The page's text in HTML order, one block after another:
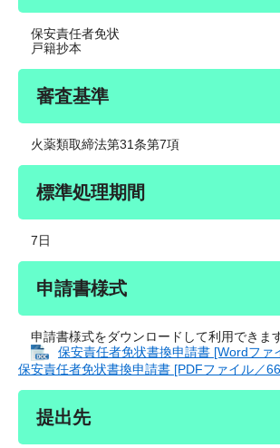
保安責任者免状
戸籍抄本
審査基準
火薬類取締法第31条第7項
標準処理期間
7日
申請書様式
申請書様式をダウンロードして利用できます
保安責任者免状書換申請書 [Wordファ
保安責任者免状書換申請書 [PDFファイル／
提出先